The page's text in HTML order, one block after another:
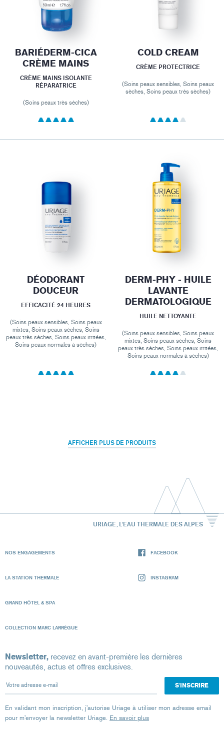
BARIÉDERM-CICA
CRÈME MAINS
CRÈME MAINS ISOLANTE
RÉPARATRICE
(Soins peaux très sèches)
COLD CREAM
CRÈME PROTECTRICE
(Soins peaux sensibles, Soins peaux
sèches, Soins peaux très sèches)
DÉODORANT
DOUCEUR
EFFICACITÉ 24 HEURES
(Soins peaux sensibles, Soins peaux
mixtes, Soins peaux sèches, Soins
peaux très sèches, Soins peaux irritées,
Soins peaux normales à sèches)
DERM-PHY - HUILE
LAVANTE
DERMATOLOGIQUE
HUILE NETTOYANTE
(Soins peaux sensibles, Soins peaux
mixtes, Soins peaux sèches, Soins
peaux très sèches, Soins peaux irritées,
Soins peaux normales à sèches)
AFFICHER PLUS DE PRODUITS
URIAGE, L'EAU THERMALE DES ALPES
NOS ENGAGEMENTS
LA STATION THERMALE
GRAND HÔTEL & SPA
COLLECTION MARC LARRÈGUE
FACEBOOK
INSTAGRAM
Newsletter, recevez en avant-première les dernières
nouveautés, actus et offres exclusives.
Votre adresse e-mail
En validant mon inscription, j'autorise Uriage à utiliser mon adresse email
pour m'envoyer la newsletter Uriage. En savoir plus